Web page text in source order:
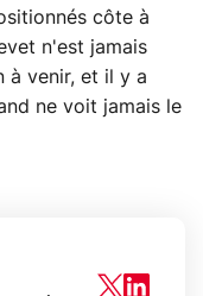
côte à
n'est jamais
à venir, et il y a
ne voit jamais le